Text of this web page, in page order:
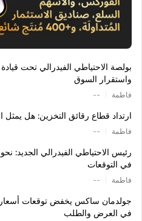
بولصة الاحتياطي الفيدرالي تحت
واستقرار السوق
فاطمة --
ارتداد قطاع رقائق التخزين: هل يمثل
فاطمة --
رئيس الاحتياطي الفيدرالي الجديد:
في التوقعات
فاطمة --
في العرض والطلب